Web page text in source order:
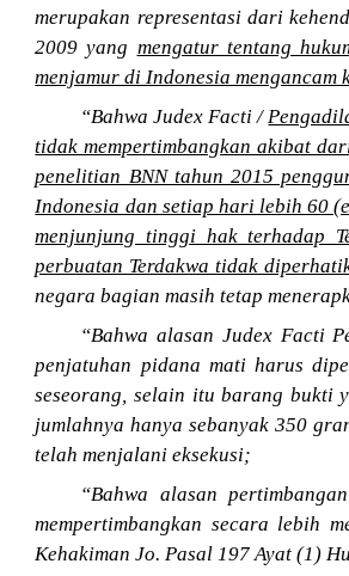
merupakan representasi dari
2009 yang mengatur tentang
menjamur di Indonesia mengancam
“Bahwa Judex Facti /
tidak mempertimbangkan akibat
penelitian BNN tahun 2015
Indonesia dan setiap hari lebih 60
menjunjung tinggi hak terhadap
perbuatan Terdakwa tidak
negara bagian masih tetap
“Bahwa alasan Judex Facti
penjatuhan pidana mati harus
seseorang, selain itu barang bukti
jumlahnya hanya sebanyak 350
telah menjalani eksekusi;
“Bahwa alasan
mempertimbangkan secara lebih
Kehakiman Jo. Pasal 197 Ayat (1)